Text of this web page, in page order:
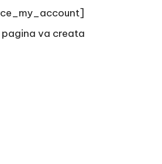
pagina va creata